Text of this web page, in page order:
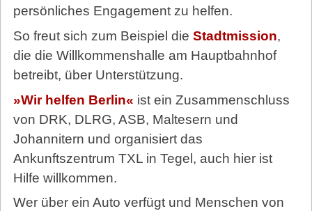
persönliches Engagement zu helfen.
So freut sich zum Beispiel die Stadtmission,
die die Willkommenshalle am Hauptbahnhof
betreibt, über Unterstützung.
»Wir helfen Berlin« ist ein Zusammenschluss
von DRK, DLRG, ASB, Maltesern und
Johannitern und organisiert das
Ankunftszentrum TXL in Tegel, auch hier ist
Hilfe willkommen.
Wer über ein Auto verfügt und Menschen von